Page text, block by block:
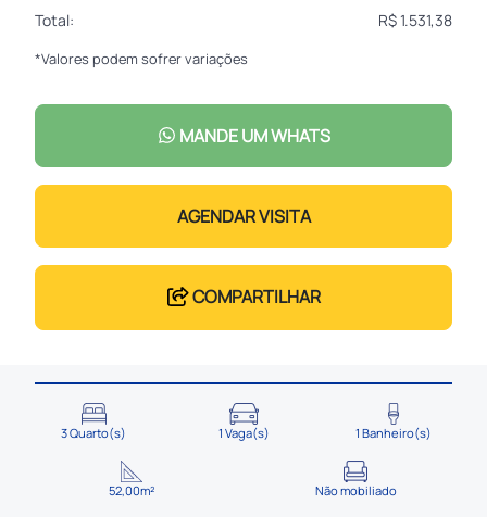
Total: R$ 1.531,38
*Valores podem sofrer variações
MANDE UM WHATS
AGENDAR VISITA
COMPARTILHAR
3 Quarto(s) 1 Vaga(s) 1 Banheiro(s)
52,00m² Não mobiliado